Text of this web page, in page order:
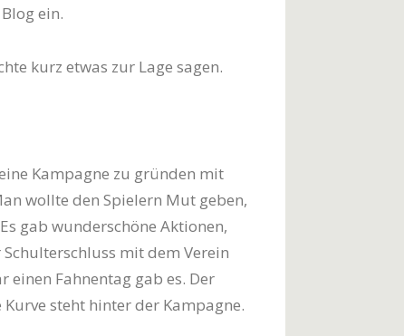
ein.
kurz etwas zur Lage sagen.
Kampagne zu gründen mit
wollte den Spielern Mut geben,
gab wunderschöne Aktionen,
mit dem Verein
Fahnentag gab es. Der
steht hinter der Kampagne.